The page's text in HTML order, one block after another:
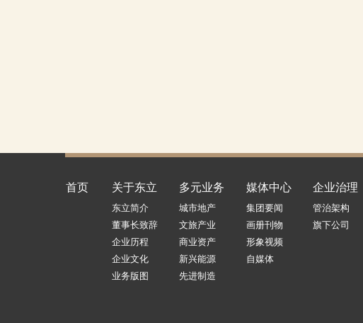
首页 关于东立
东立简介
董事长致辞
企业历程
企业文化
业务版图
多元业务
城市地产
文旅产业
商业资产
新兴能源
先进制造
媒体中心
集团要闻
画册刊物
形象视频
自媒体
企业治理
管治架构
旗下公司